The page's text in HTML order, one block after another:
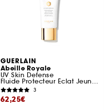
GUERLAIN
Abeille Royale
UV Skin Defense
Fluide Protecteur Éclat Jeunesse Spf 50
3
62,25€